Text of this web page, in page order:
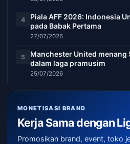
4
Piala AFF 2026: Indonesia
pada Babak Pertama
27/07/2026
5
Manchester United menang
dalam laga pramusim
25/07/2026
MONETISASI BRAND
Kerja Sama dengan
Promosikan brand, event, toko